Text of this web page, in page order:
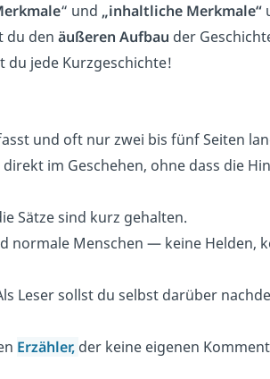
“ und „inhaltliche Merkmale“
du den äußeren Aufbau der
du jede Kurzgeschichte!
und oft nur zwei bis fünf Seiten
im Geschehen, ohne dass die
Sätze sind kurz gehalten.
normale Menschen — keine Helden,
Leser sollst du selbst darüber
Erzähler, der keine eigenen